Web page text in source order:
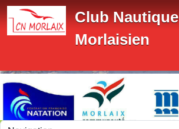
Club Nautique
Morlaisien
Panneau de gestion des cookies